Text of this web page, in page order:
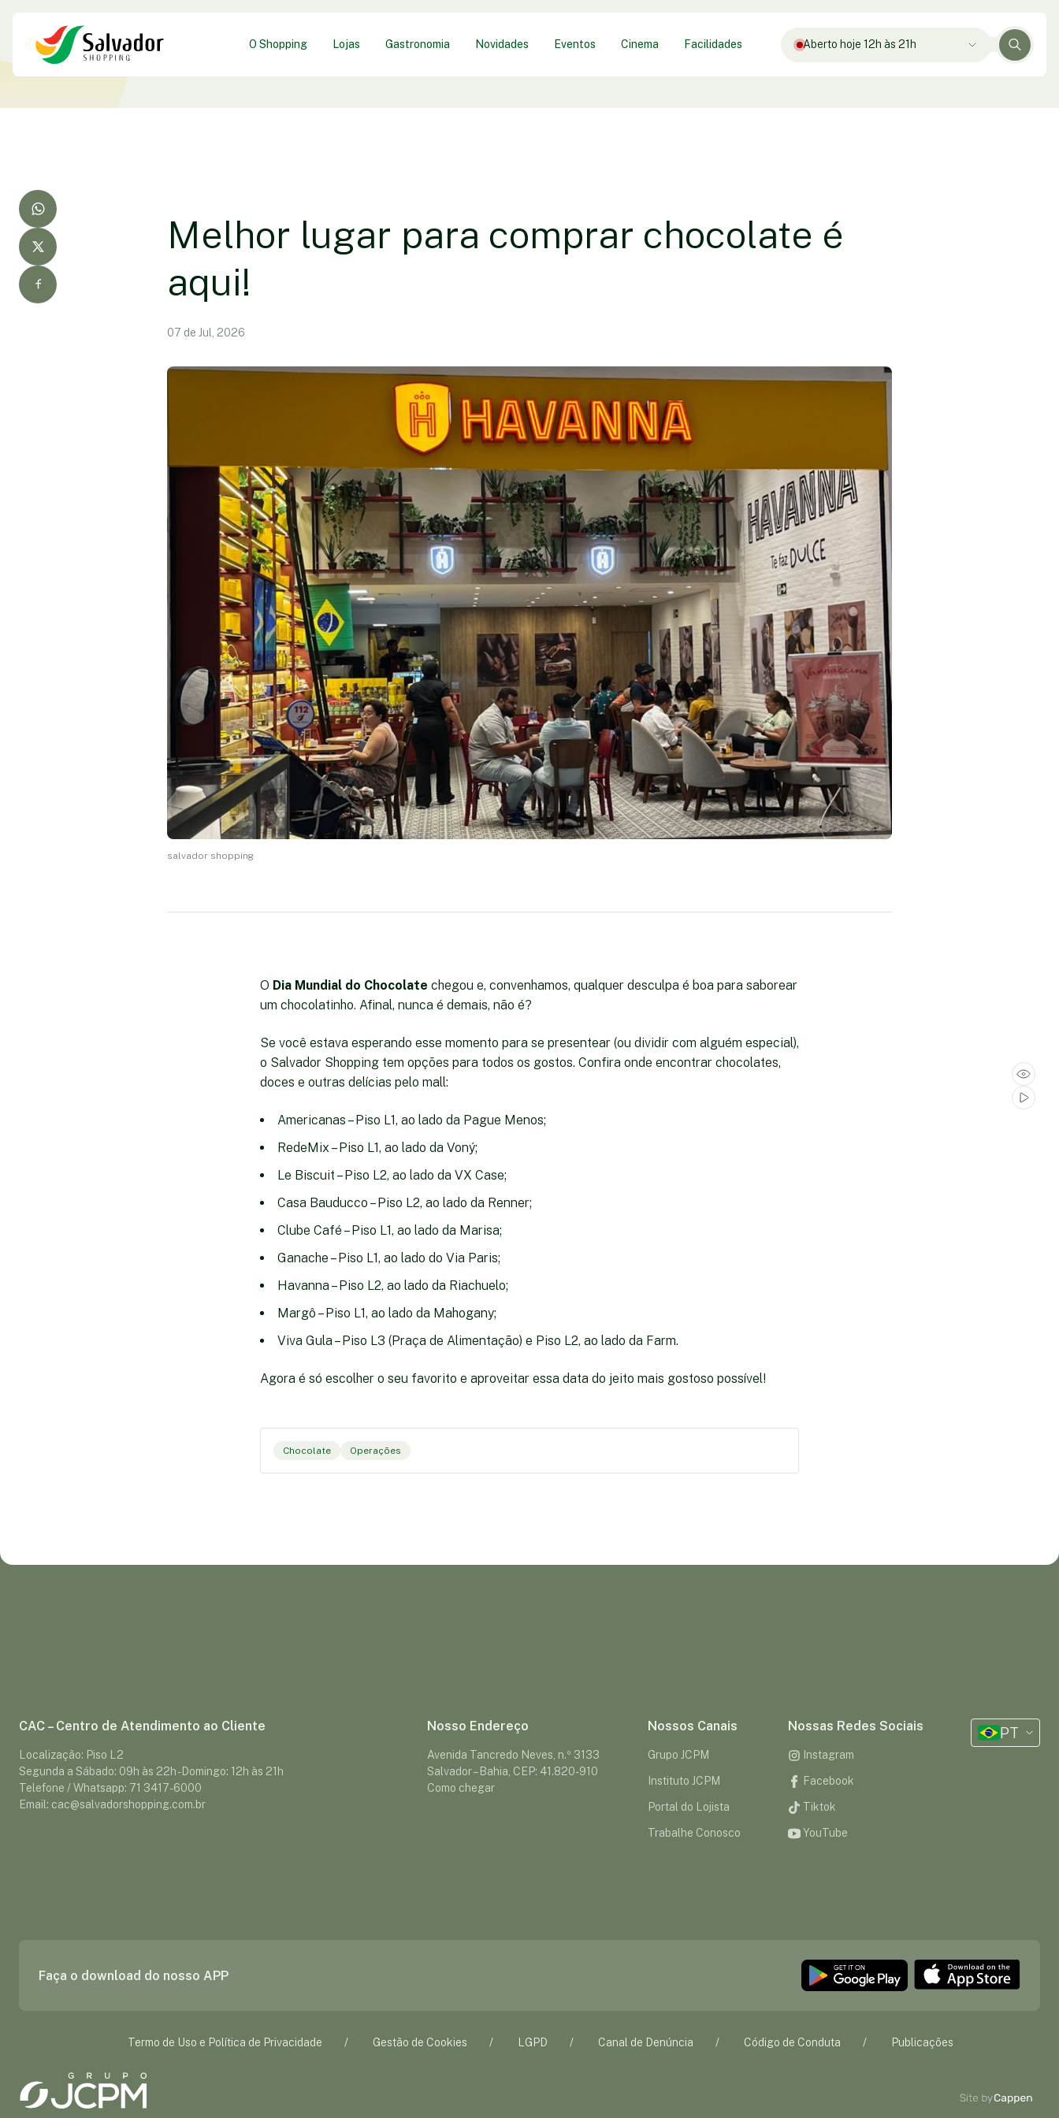
O Shopping Lojas Gastronomia Novidades Eventos Cinema Facilidades Aberto hoje 12h às 21h
Melhor lugar para comprar chocolate é
aqui!
07 de Jul, 2026
salvador shopping
O Dia Mundial do Chocolate chegou e, convenhamos, qualquer desculpa é boa para saborear
um chocolatinho. Afinal, nunca é demais, não é?
Se você estava esperando esse momento para se presentear (ou dividir com alguém especial),
o Salvador Shopping tem opções para todos os gostos. Confira onde encontrar chocolates,
doces e outras delícias pelo mall:
Americanas – Piso L1, ao lado da Pague Menos;
RedeMix – Piso L1, ao lado da Voný;
Le Biscuit – Piso L2, ao lado da VX Case;
Casa Bauducco – Piso L2, ao lado da Renner;
Clube Café – Piso L1, ao lado da Marisa;
Ganache – Piso L1, ao lado do Via Paris;
Havanna – Piso L2, ao lado da Riachuelo;
Margô – Piso L1, ao lado da Mahogany;
Viva Gula – Piso L3 (Praça de Alimentação) e Piso L2, ao lado da Farm.
Agora é só escolher o seu favorito e aproveitar essa data do jeito mais gostoso possível!
Chocolate Operações
CAC – Centro de Atendimento ao Cliente
Localização: Piso L2
Segunda a Sábado: 09h às 22h - Domingo: 12h às 21h
Telefone / Whatsapp: 71 3417-6000
Email: cac@salvadorshopping.com.br
Nosso Endereço
Avenida Tancredo Neves, n.º 3133
Salvador – Bahia, CEP: 41.820-910
Como chegar
Nossos Canais
Grupo JCPM
Instituto JCPM
Portal do Lojista
Trabalhe Conosco
Nossas Redes Sociais
Instagram
Facebook
Tiktok
YouTube
PT
Faça o download do nosso APP
Termo de Uso e Política de Privacidade Gestão de Cookies LGPD Canal de Denúncia Código de Conduta Publicações